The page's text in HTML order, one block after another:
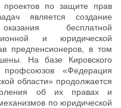
проектов по защите прав
является создание
бесплатной
и юридической
предпенсионеров, в том
На базе Кировского
профсоюзов «Федерация
области» продолжается
об их правах и
по юридической